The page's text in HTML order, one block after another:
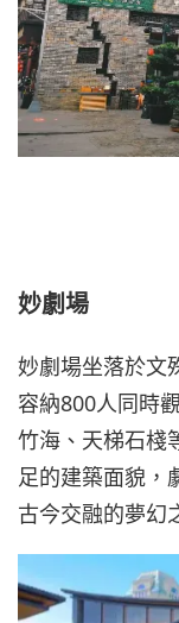
妙劇場
妙劇場坐落於文
容納800人同時
竹海、天梯石棧
足的建築面貌，
古今交融的夢幻